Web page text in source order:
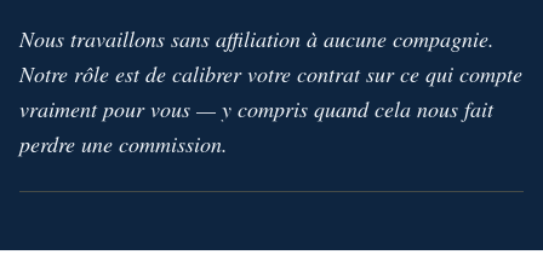
Nous travaillons sans affiliation à aucune compagnie.
Notre rôle est de calibrer votre contrat sur ce qui compte
vraiment pour vous — y compris quand cela nous fait
perdre une commission.